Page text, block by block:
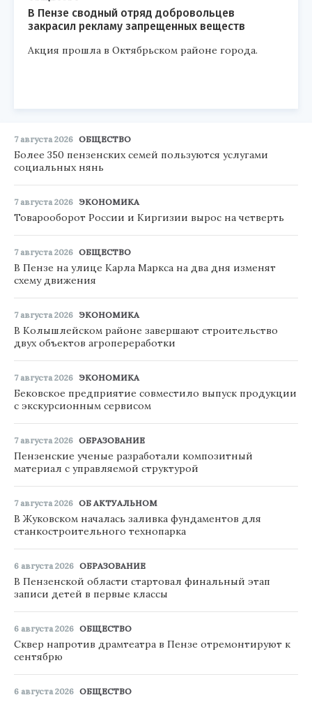
В Пензе сводный отряд добровольцев
закрасил рекламу запрещенных веществ
Акция прошла в Октябрьском районе города.
7 августа 2026 ОБЩЕСТВО
Более 350 пензенских семей пользуются услугами
социальных нянь
7 августа 2026 ЭКОНОМИКА
Товарооборот России и Киргизии вырос на четверть
7 августа 2026 ОБЩЕСТВО
В Пензе на улице Карла Маркса на два дня изменят
схему движения
7 августа 2026 ЭКОНОМИКА
В Колышлейском районе завершают строительство
двух объектов агропереработки
7 августа 2026 ЭКОНОМИКА
Бековское предприятие совместило выпуск продукции
с экскурсионным сервисом
7 августа 2026 ОБРАЗОВАНИЕ
Пензенские ученые разработали композитный
материал с управляемой структурой
7 августа 2026 ОБ АКТУАЛЬНОМ
В Жуковском началась заливка фундаментов для
станкостроительного технопарка
6 августа 2026 ОБРАЗОВАНИЕ
В Пензенской области стартовал финальный этап
записи детей в первые классы
6 августа 2026 ОБЩЕСТВО
Сквер напротив драмтеатра в Пензе отремонтируют к
сентябрю
6 августа 2026 ОБЩЕСТВО